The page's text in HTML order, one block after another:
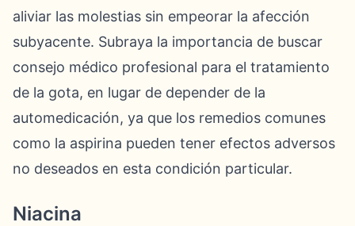
aliviar las molestias sin empeorar la afección
subyacente. Subraya la importancia de buscar
consejo médico profesional para el tratamiento
de la gota, en lugar de depender de la
automedicación, ya que los remedios comunes
como la aspirina pueden tener efectos adversos
no deseados en esta condición particular.
Niacina